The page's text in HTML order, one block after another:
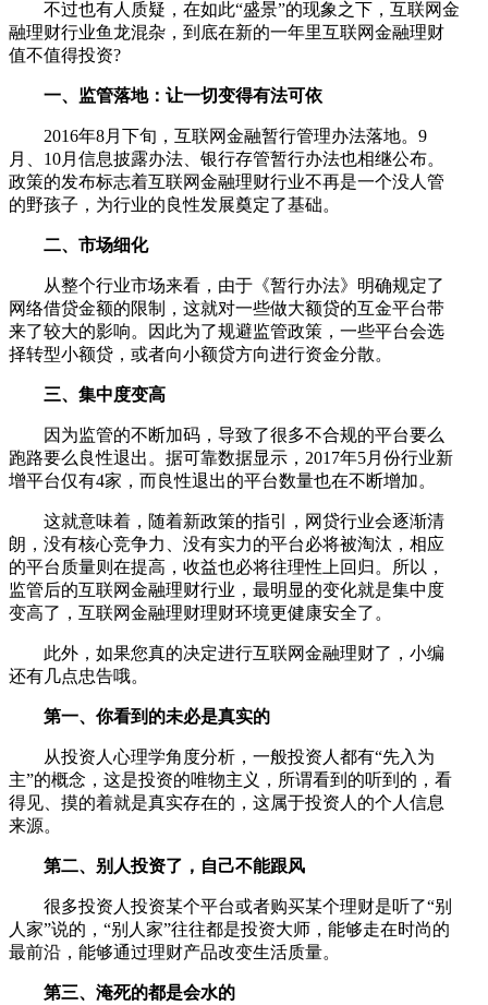
不过也有人质疑，在如此“盛景”的现象之下，互联网金
融理财行业鱼龙混杂，到底在新的一年里互联网金融理财
值不值得投资?
一、监管落地：让一切变得有法可依
2016年8月下旬，互联网金融暂行管理办法落地。9
月、10月信息披露办法、银行存管暂行办法也相继公布。
政策的发布标志着互联网金融理财行业不再是一个没人管
的野孩子，为行业的良性发展奠定了基础。
二、市场细化
从整个行业市场来看，由于《暂行办法》明确规定了
网络借贷金额的限制，这就对一些做大额贷的互金平台带
来了较大的影响。因此为了规避监管政策，一些平台会选
择转型小额贷，或者向小额贷方向进行资金分散。
三、集中度变高
因为监管的不断加码，导致了很多不合规的平台要么
跑路要么良性退出。据可靠数据显示，2017年5月份行业新
增平台仅有4家，而良性退出的平台数量也在不断增加。
这就意味着，随着新政策的指引，网贷行业会逐渐清
朗，没有核心竞争力、没有实力的平台必将被淘汰，相应
的平台质量则在提高，收益也必将往理性上回归。所以，
监管后的互联网金融理财行业，最明显的变化就是集中度
变高了，互联网金融理财理财环境更健康安全了。
此外，如果您真的决定进行互联网金融理财了，小编
还有几点忠告哦。
第一、你看到的未必是真实的
从投资人心理学角度分析，一般投资人都有“先入为
主”的概念，这是投资的唯物主义，所谓看到的听到的，看
得见、摸的着就是真实存在的，这属于投资人的个人信息
来源。
第二、别人投资了，自己不能跟风
很多投资人投资某个平台或者购买某个理财是听了“别
人家”说的，“别人家”往往都是投资大师，能够走在时尚的
最前沿，能够通过理财产品改变生活质量。
第三、淹死的都是会水的